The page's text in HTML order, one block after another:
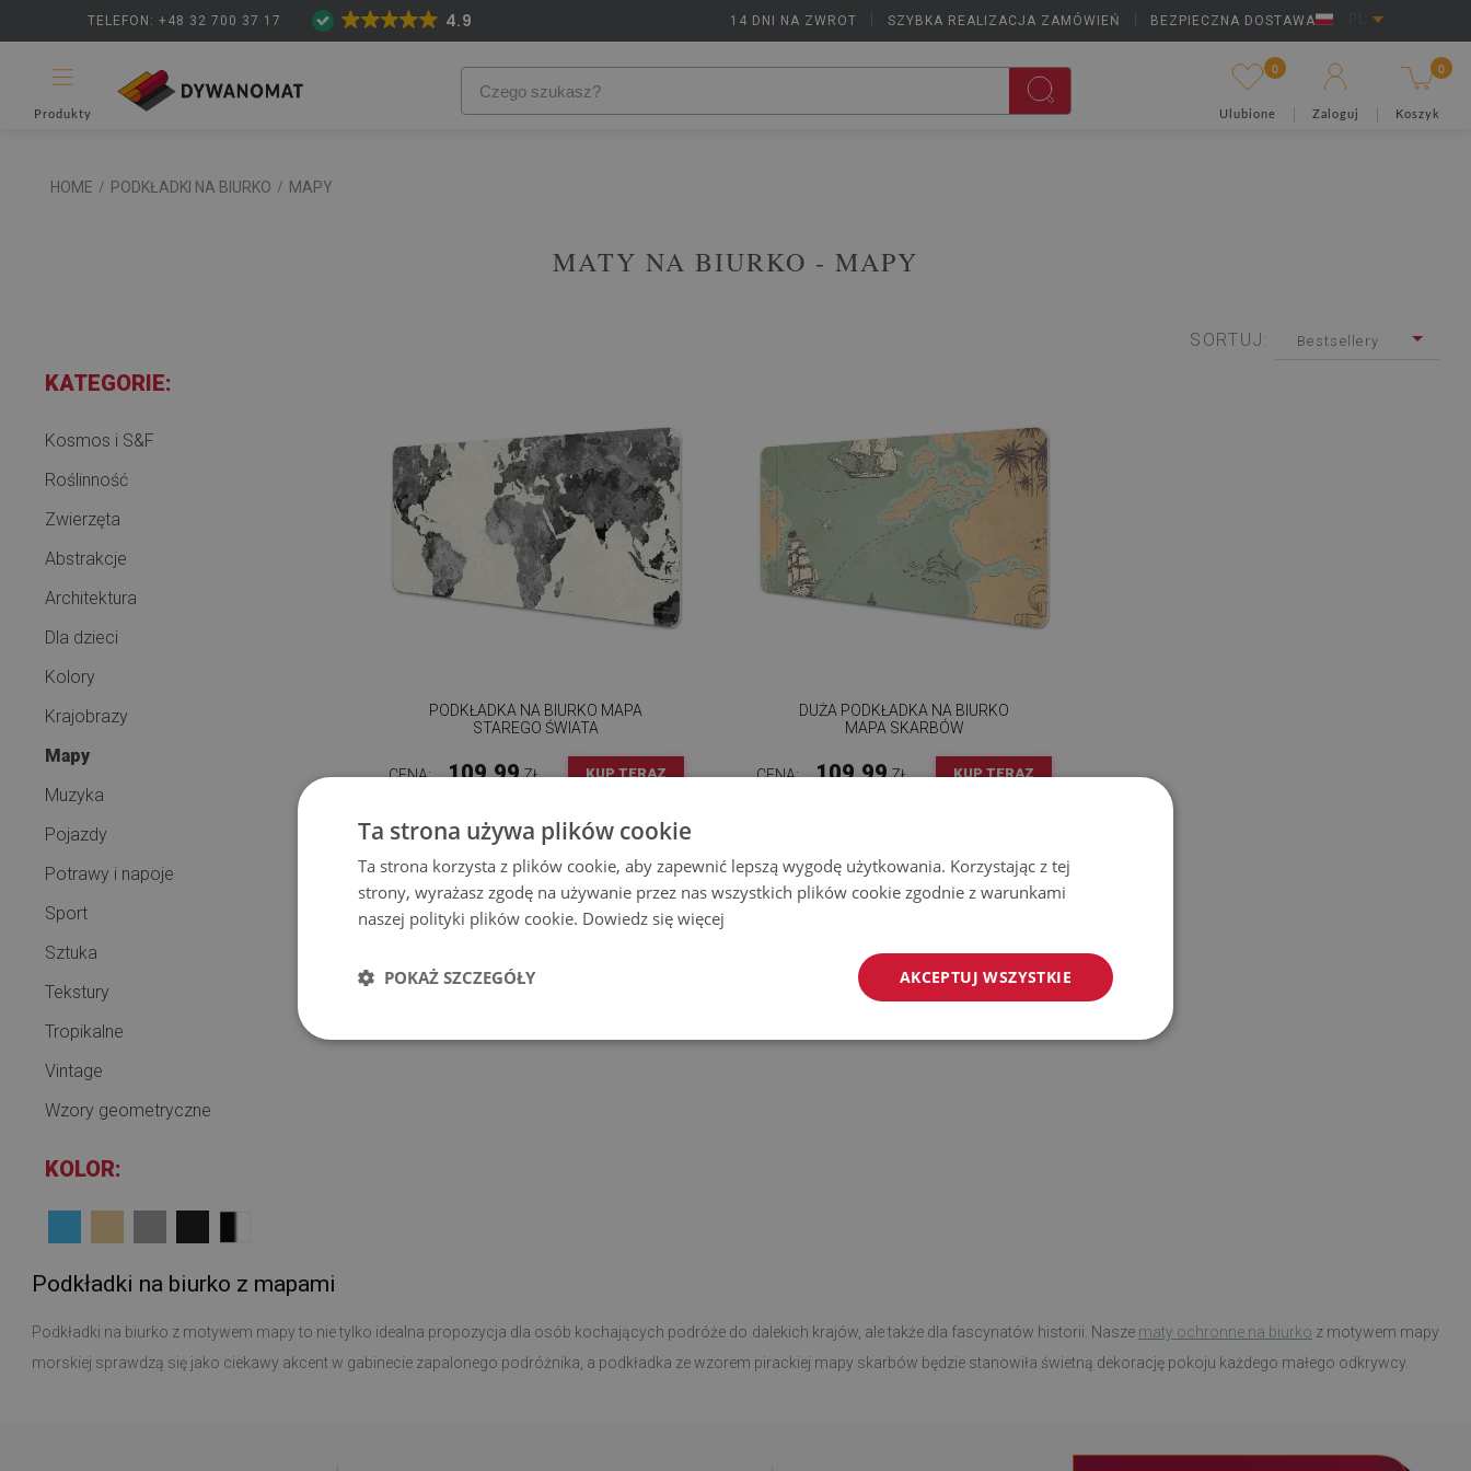
TELEFON: +48 32 700 37 17 14 DNI NA ZWROT SZYBKA REALIZACJA ZAMÓWIEŃ BEZPIECZNA DOSTAWA
4.9
Produkty
0
Ulubione Zaloguj
0
Koszyk
HOME / PODKŁADKI NA BIURKO / MAPY
MATY NA BIURKO - MAPY
SORTUJ: Bestsellery
KATEGORIE:
Kosmos i S&F
Roślinność
Zwierzęta
Abstrakcje
Architektura
Dla dzieci
Kolory
Krajobrazy
Mapy
Muzyka
Pojazdy
Potrawy i napoje
Sport
Sztuka
Tekstury
Tropikalne
Vintage
Wzory geometryczne
KOLOR:
PODKŁADKA NA BIURKO MAPA
STAREGO ŚWIATA
CENA: 109.99ZŁ KUP TERAZ
DUŻA PODKŁADKA NA BIURKO
MAPA SKARBÓW
CENA: 109.99ZŁ KUP TERAZ
Podkładki na biurko z mapami
Podkładki na biurko z motywem mapy to nie tylko idealna propozycja dla osób kochających podróże do dalekich krajów, ale także dla fascynatów historii. Nasze maty ochronne na biurko z motywem mapy
morskiej sprawdzą się jako ciekawy akcent w gabinecie zapalonego podróżnika, a podkładka ze wzorem pirackiej mapy skarbów będzie stanowiła świetną dekorację pokoju każdego małego odkrywcy.
Ta strona używa plików cookie
Ta strona korzysta z plików cookie, aby zapewnić lepszą wygodę użytkowania. Korzystając z tej
strony, wyrażasz zgodę na używanie przez nas wszystkich plików cookie zgodnie z warunkami
naszej polityki plików cookie. Dowiedz się więcej
AKCEPTUJ WSZYSTKIE
POKAŻ SZCZEGÓŁY